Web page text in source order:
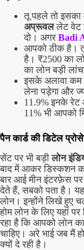
तू पहले तो इसका
अप्रूवललेट वेट
दो। अगर Badi
आपको ठीक है।
है। ₹2500 का
का लोन बड़ी
इसके अलावा कम
लेना पड़ेगा और
11.9% इनके
11% भी आपको
पैन कार्ड की डिटेल
सेंट पर भी बड़ीलोन
बाद में आकर डिस्कशन
बार आई मीन इंटरफ़ेस
देते हैं, सबको पता है।
लोन। इन्होंने लिखे हुए
होम लोन के लिए यहां
रहा है कि आपको लोन
चाहिए। अरे भाई जब मैं
क्यों दे रही है।